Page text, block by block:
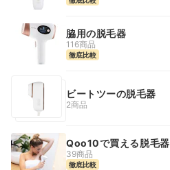
脇用の脱毛器
116商品
徹底比較
ビートツーの脱毛器
2商品
Qoo10で買える脱毛器
39商品
徹底比較